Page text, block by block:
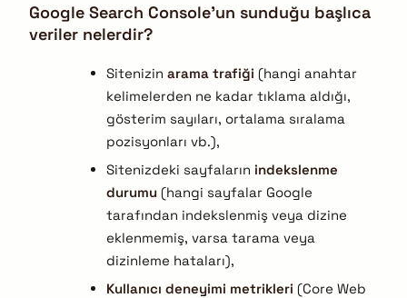
Google Search Console’un sunduğu başlıca
veriler nelerdir?
Sitenizin arama trafiği (hangi anahtar
kelimelerden ne kadar tıklama aldığı,
gösterim sayıları, ortalama sıralama
pozisyonları vb.),
Sitenizdeki sayfaların indekslenme
durumu(hangi sayfalar Google
tarafından indekslenmiş veya dizine
eklenmemiş, varsa tarama veya
dizinleme hataları),
Kullanıcı deneyimi metrikleri (Core Web